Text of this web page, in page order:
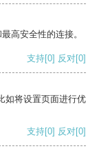
高安全性的连接。
支持[0] 反对[0]
如将设置页面进行优
支持[0] 反对[0]